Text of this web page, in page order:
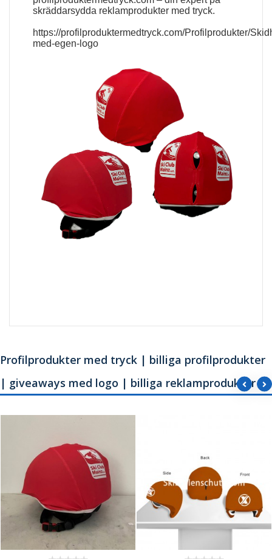
skräddarsydda reklamprodukter med tryck.
https://profilproduktermedtryck.com/Profilprodukter/
med-egen-logo
Profilprodukter med tryck | billiga profilprodukter
| giveaways med logo | billiga reklamprodukter